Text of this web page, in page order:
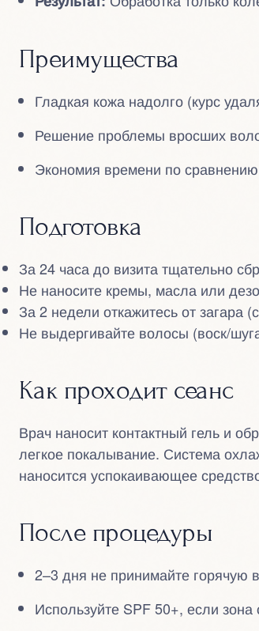
Преимущества
Гладкая кожа надолго (курс
Решение проблемы вросших
Экономия времени по
Подготовка
За 24 часа до визита тщательно
Не наносите кремы, масла или
За 2 недели откажитесь от загара
Не выдергивайте волосы (воск/
Как проходит сеанс
Врач наносит контактный гель и
легкое покалывание. Система
наносится успокаивающее
После процедуры
2–3 дня не принимайте горячую
Используйте SPF 50+, если зона